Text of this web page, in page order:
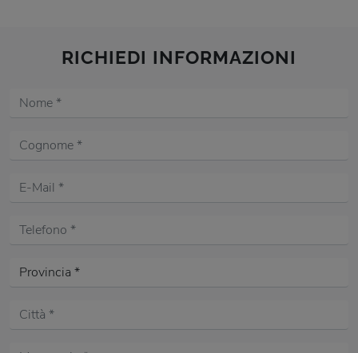
RICHIEDI INFORMAZIONI